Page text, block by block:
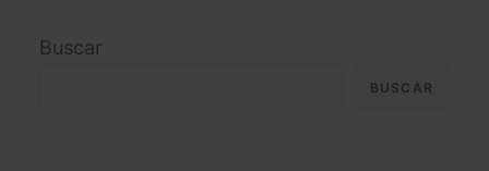
Buscar
BUSCAR